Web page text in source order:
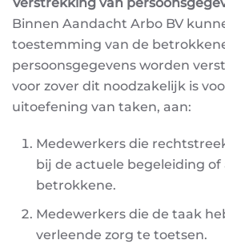
Binnen Aandacht Arbo BV
toestemming van de
persoonsgegevens worden
voor zover dit noodzakelijk is
uitoefening van taken, aan:
Medewerkers die
bij de actuele begeleiding of
betrokkene.
Medewerkers die de taak
verleende zorg te toetsen.